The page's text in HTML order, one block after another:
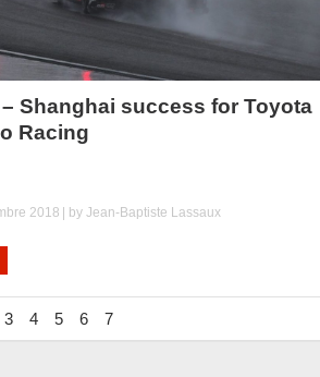
– Shanghai success for Toyota
Racing
2018 | by Jean-Baptiste Lassaux
3 4 5 6 7